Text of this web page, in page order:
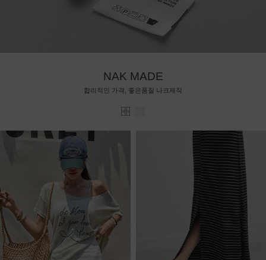
NAK MADE
합리적인 가격, 좋은품질 나크제작